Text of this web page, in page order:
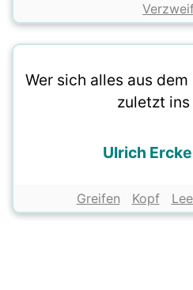
Wer sich alles aus
zuletzt ins
Ulrich
Greifen Kopf